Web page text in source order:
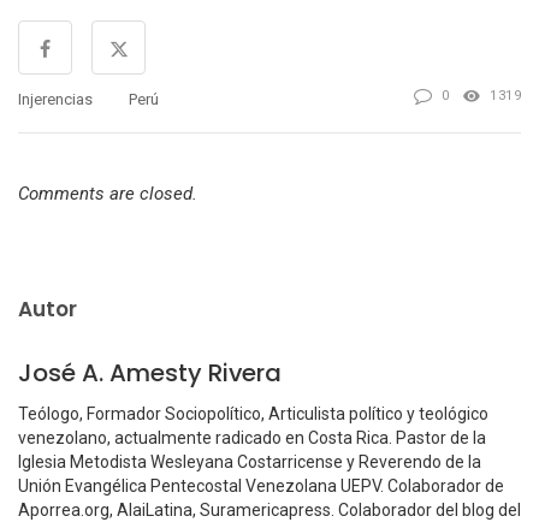
Injerencias Perú 0 1319
Comments are closed.
Autor
José A. Amesty Rivera
Teólogo, Formador Sociopolítico, Articulista político y teológico
venezolano, actualmente radicado en Costa Rica. Pastor de la
Iglesia Metodista Wesleyana Costarricense y Reverendo de la
Unión Evangélica Pentecostal Venezolana UEPV. Colaborador de
Aporrea.org, AlaiLatina, Suramericapress. Colaborador del blog del